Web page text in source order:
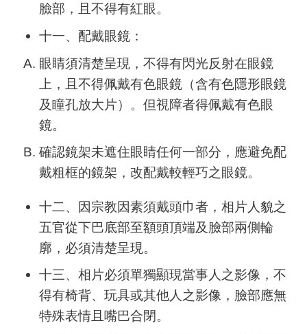
臉部，且不得有紅眼。
十一、配戴眼鏡：
眼睛須清楚呈現，不得有閃光反射在眼鏡
上，且不得佩戴有色眼鏡（含有色隱形眼鏡
及瞳孔放大片）。但視障者得佩戴有色眼
鏡。
確認鏡架未遮住眼睛任何一部分，應避免配
戴粗框的鏡架，改配戴較輕巧之眼鏡。
十二、因宗教因素須戴頭巾者，相片人貌之
五官從下巴底部至額頭頂端及臉部兩側輪
廓，必須清楚呈現。
十三、相片必須單獨顯現當事人之影像，不
得有椅背、玩具或其他人之影像，臉部應無
特殊表情且嘴巴合閉。